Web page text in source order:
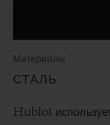
Материалы
СТАЛЬ
Hublot